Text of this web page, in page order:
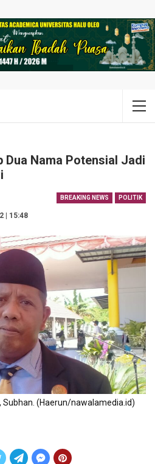
Dua Nama Potensial Jadi
BREAKING NEWS POLITIK
| 15:48
Subhan. (Haerun/nawalamedia.id)